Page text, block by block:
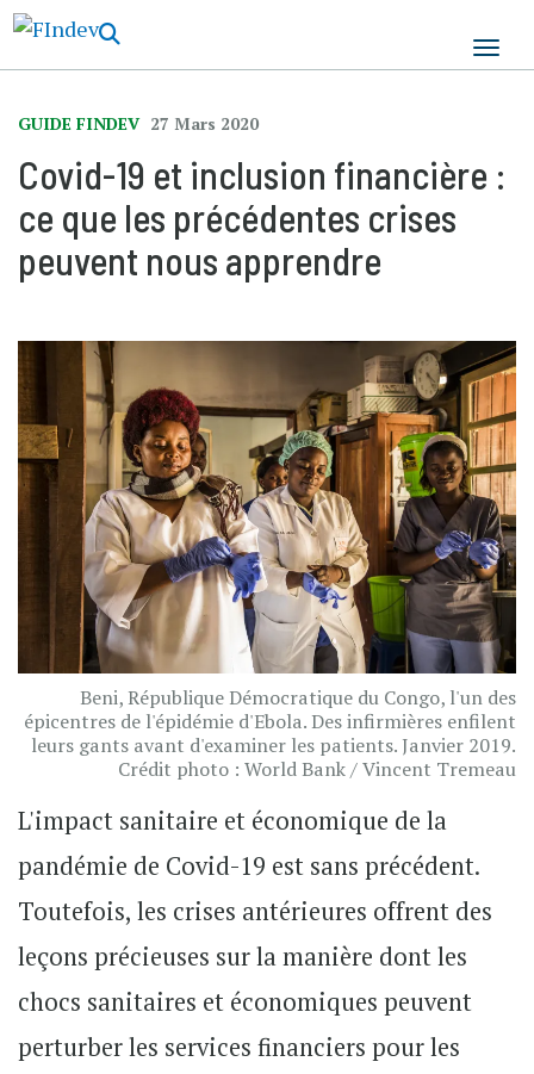
GUIDE FINDEV 27 Mars 2020
Covid-19 et inclusion financière :
ce que les précédentes crises
peuvent nous apprendre
Beni, République Démocratique du Congo, l'un des
épicentres de l'épidémie d'Ebola. Des infirmières enfilent
leurs gants avant d'examiner les patients. Janvier 2019.
Crédit photo : World Bank / Vincent Tremeau
L'impact sanitaire et économique de la
pandémie de Covid-19 est sans précédent.
Toutefois, les crises antérieures offrent des
leçons précieuses sur la manière dont les
chocs sanitaires et économiques peuvent
perturber les services financiers pour les